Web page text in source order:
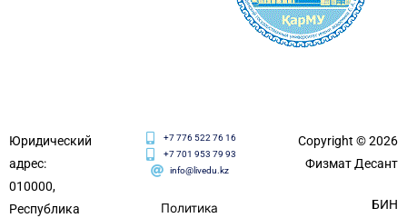
Юридический
адрес:
010000,
Республика
+7 776 522 76 16
+7 701 953 79 93
info@livedu.kz
Политика
Copyright © 2026
Физмат Десант
БИН